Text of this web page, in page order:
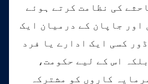
کی نظامت کرتے ہوئے
اور جاپان کے درمیان ایک
کسی ایک ادارے یا فرد
اس کے لیے حکومت،
کاروں کو مشترکہ